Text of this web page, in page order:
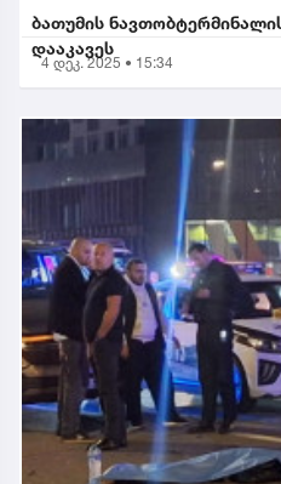
ბათუმის
დააკავეს
4 დეკ. 2025 • 15:34